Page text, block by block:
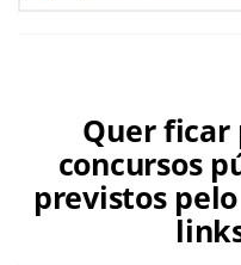
Quer ficar
concursos
previstos